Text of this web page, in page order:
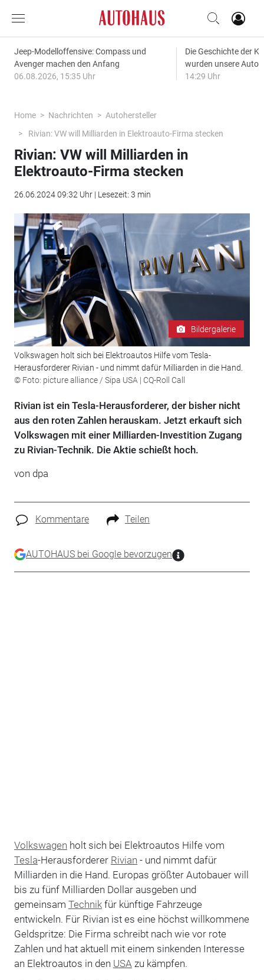
Jeep-Modelloffensive: Compass und
Avenger machen den Anfang
06.08.2026, 15:35 Uhr
Die Geschichte der
wurden unsere
14:29 Uhr
Home Nachrichten
Autohersteller
Rivian: VW will Milliarden in Elektroauto-Firma stecken
Rivian: VW will Milliarden in
Elektroauto-Firma stecken
26.06.2024 09:32 Uhr | Lesezeit: 3 min
Bildergalerie
Volkswagen holt sich bei Elektroautos Hilfe vom Tesla-
Herausforderer Rivian - und nimmt dafür Milliarden in die Hand.
© Foto: picture alliance / Sipa USA | CQ-Roll Call
Rivian ist ein Tesla-Herausforderer, der bisher nicht
aus den roten Zahlen herauskam. Jetzt erkauft sich
Volkswagen mit einer Milliarden-Investition Zugang
zu Rivian-Technik. Die Aktie schießt hoch.
von dpa
Kommentare Teilen
AUTOHAUS bei Google bevorzugen
Volkswagen holt sich bei Elektroautos Hilfe vom
Tesla-Herausforderer Rivian - und nimmt dafür
Milliarden in die Hand. Europas größter Autobauer will
bis zu fünf Milliarden Dollar ausgeben und
gemeinsam Technikfür künftige Fahrzeuge
entwickeln. Für Rivian ist es eine höchst willkommene
Geldspritze: Die Firma schreibt nach wie vor rote
Zahlen und hat aktuell mit einem sinkenden Interesse
an Elektroautos in den USA zu kämpfen.